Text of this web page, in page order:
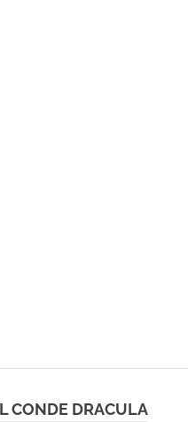
CONDE DRACULA